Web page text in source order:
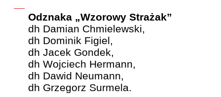
Odznaka „Wzorowy Strażak”
dh Damian Chmielewski,
dh Dominik Figiel,
dh Jacek Gondek,
dh Wojciech Hermann,
dh Dawid Neumann,
dh Grzegorz Surmela.